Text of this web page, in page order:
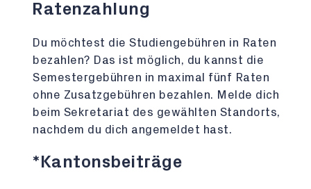
Ratenzahlung
Du möchtest die Studiengebühren in Raten
bezahlen? Das ist möglich, du kannst die
Semestergebühren in maximal fünf Raten
ohne Zusatzgebühren bezahlen. Melde dich
beim Sekretariat des gewählten Standorts,
nachdem du dich angemeldet hast.
*Kantonsbeiträge